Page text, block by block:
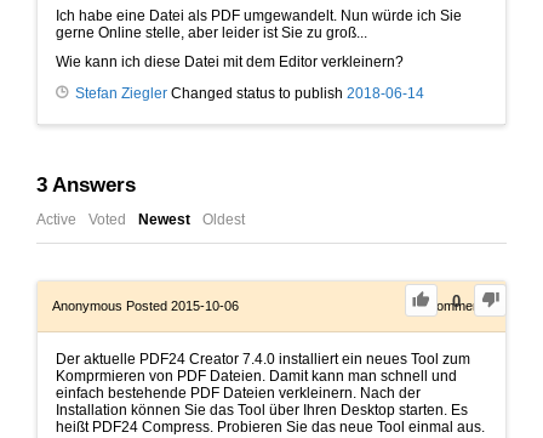
Ich habe eine Datei als PDF umgewandelt. Nun würde ich Sie
gerne Online stelle, aber leider ist Sie zu groß...
Wie kann ich diese Datei mit dem Editor verkleinern?
Stefan Ziegler Changed status to publish 2018-06-14
3 Answers
Active Voted Newest Oldest
0
Anonymous Posted 2015-10-06 0Comments
Der aktuelle PDF24 Creator 7.4.0 installiert ein neues Tool zum
Komprmieren von PDF Dateien. Damit kann man schnell und
einfach bestehende PDF Dateien verkleinern. Nach der
Installation können Sie das Tool über Ihren Desktop starten. Es
heißt PDF24 Compress. Probieren Sie das neue Tool einmal aus.